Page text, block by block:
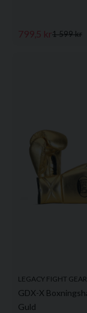
1 599 kr
799,5 kr
LEGACY FIGHT GEAR
GDX-X
Guld